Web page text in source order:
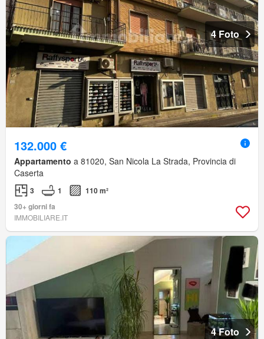
4 Foto
132.000 €
Appartamento a 81020, San Nicola La Strada, Provincia di
Caserta
3 1
110 m²
30+ giorni fa
IMMOBILIARE.IT
4 Foto